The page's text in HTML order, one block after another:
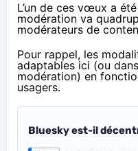
L’un de ces vœux a
modération va
modérateurs de
Pour rappel, les
adaptables ici (ou
modération) en
usagers.
Bluesky est-il